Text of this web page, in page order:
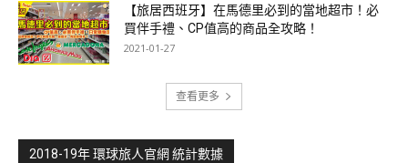
【旅居西班牙】在馬德里必到的當地超市！必
買伴手禮、CP值高的商品全攻略！
2021-01-27
查看更多
2018-19年 環球旅人官網 統計數據